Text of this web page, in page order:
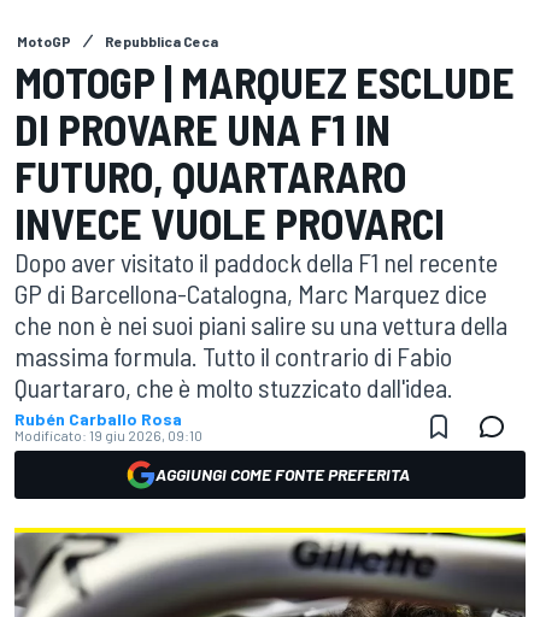
MotoGP Repubblica Ceca
MOTOGP | MARQUEZ ESCLUDE
DI PROVARE UNA F1 IN
FUTURO, QUARTARARO
INVECE VUOLE PROVARCI
Dopo aver visitato il paddock della F1 nel recente
GP di Barcellona-Catalogna, Marc Marquez dice
che non è nei suoi piani salire su una vettura della
massima formula. Tutto il contrario di Fabio
Quartararo, che è molto stuzzicato dall'idea.
Rubén Carballo Rosa
Modificato: 19 giu 2026, 09:10
AGGIUNGI COME FONTE PREFERITA